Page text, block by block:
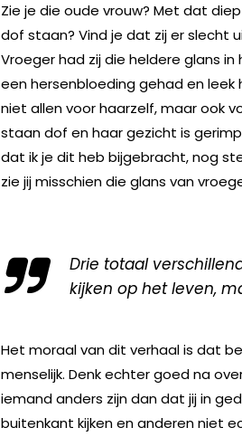
Zie je die oude vrouw? Met dat
dof staan? Vind je dat zij er slecht
Vroeger had zij die heldere glans
een hersenbloeding gehad en
niet allen voor haarzelf, maar ook
staan dof en haar gezicht is
dat ik je dit heb bijgebracht, nog
zie jij misschien die glans van
Drie totaal
kijken op het leven,
Het moraal van dit verhaal is dat
menselijk. Denk echter goed na
iemand anders zijn dan dat jij in
buitenkant kijken en anderen niet